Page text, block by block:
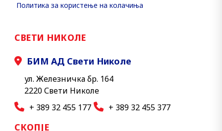
Политика за користење на колачиња
СВЕТИ НИКОЛЕ
БИМ АД Свети Николе
ул. Железничка бр. 164
2220 Свети Николе
+ 389 32 455 177
+ 389 32 455 377
СКОПЈЕ